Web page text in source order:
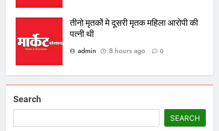
तीनो मृतकों मे दूसरी मृतक महिला आरोपी की
पत्नी थी
admin
8 hours ago 0
Search
SEARCH